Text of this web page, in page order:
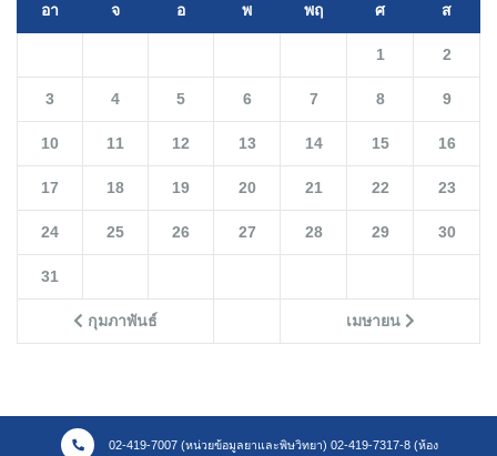
อา จ อ พ พฤ ศ ส
กุมภาพันธ์ เมษายน
1 2
3 4 5 6 7 8 9
10 11 12 13 14 15 16
17 18 19 20 21 22 23
24 25 26 27 28 29 30
31
02-419-7007 (หน่วยข้อมูลยาและพิษวิทยา) 02-419-7317-8 (ห้อง